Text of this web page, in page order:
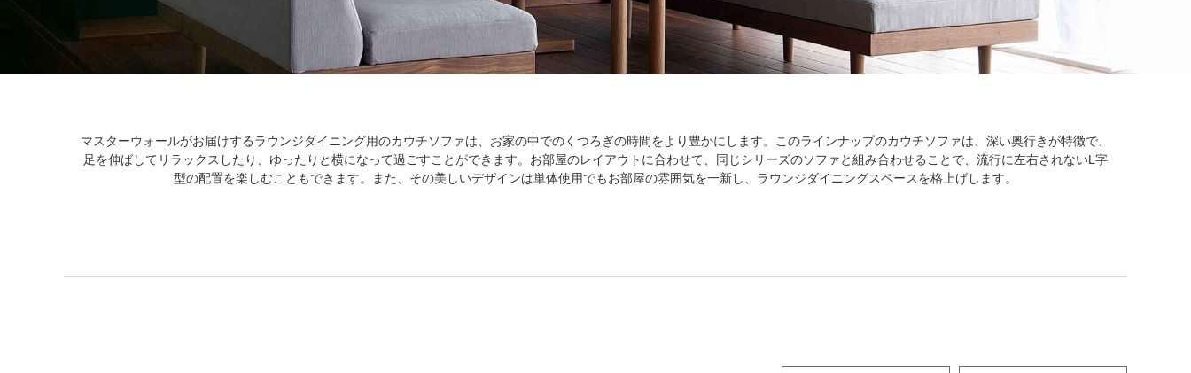
マスターウォールがお届けするラウンジダイニング用のカウチソファは、お家の中でのくつろぎの時間をより豊かにします。このラインナップのカウチソファは、深い奥行きが特徴で、
足を伸ばしてリラックスしたり、ゆったりと横になって過ごすことができます。お部屋のレイアウトに合わせて、同じシリーズのソファと組み合わせることで、流行に左右されないL字
型の配置を楽しむこともできます。また、その美しいデザインは単体使用でもお部屋の雰囲気を一新し、ラウンジダイニングスペースを格上げします。